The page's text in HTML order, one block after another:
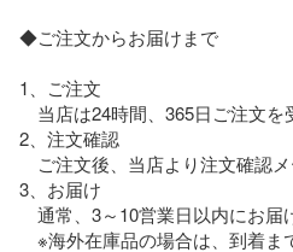
◆ご注文からお届けまで
1、ご注文
当店は24時間、365日ご注文を
2、注文確認
ご注文後、当店より注文確認メ
3、お届け
通常、3～10営業日以内にお届
※海外在庫品の場合は、到着ま